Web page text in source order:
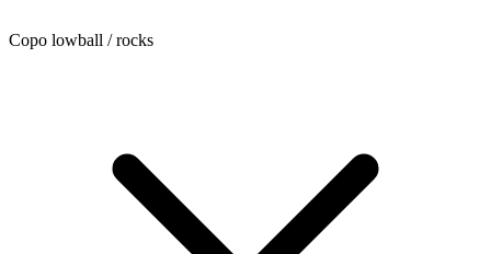
Copo lowball / rocks